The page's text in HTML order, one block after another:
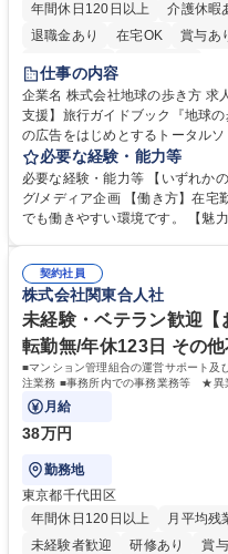
年間休日120日以上
介護休暇
退職金あり
在宅OK 賞与あ
駅近5分以内
仕事の内容
企業名 株式会社地球の歩き方 求人名 【企画営業/行政・企業向け観光推進
支援】旅行ガイドブック『地球の歩き方』 仕事の内容 『
の広告をはじめとするトータル
す。クライアントは、観光（海
や事業を推進したい国内外の行政や企業です。 【
き方』は海外旅行ガイドブック
も牽引しております。観光推進
に、インバウンドのトップブラ
り、日常です。旅好きにはこれ以上ない環境です
政・企業向け観光推進支援】旅
必要な経験・能力等
必要な経験・能力等 【いずれか
グ/メディア企画 【働き方】在宅
でも働きやすい環境です。 【魅力】 ■海外旅行ガイドブックのシェアNo.1
であり、「地球の歩き方」とし
バーとして活躍いただきます。 学歴・資格 学歴：大学院 大学 語学力： 資
格：
契約社員
株式会社関東合人社
未経験・ベテラン歓迎
転勤無/年休123日 その
■マンション管理組合の運営サポート及
注業務 ■事務所内での事務業務等 ★異
月給
38万円
勤務地
東京都千代田区
年間休日120日以上
月平均残
未経験者歓迎
研修あり 賞